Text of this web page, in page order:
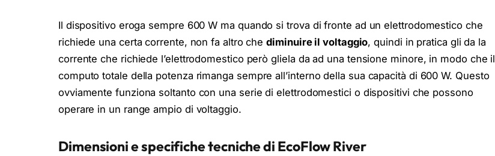
Il dispositivo eroga sempre 600 W ma quando si trova di fronte ad un elettrodomestico che
richiede una certa corrente, non fa altro chediminuire il voltaggio, quindi in pratica gli da la
corrente che richiede l’elettrodomestico però gliela da ad una tensione minore, in modo che il
computo totale della potenza rimanga sempre all’interno della sua capacità di 600 W. Questo
ovviamente funziona soltanto con una serie di elettrodomestici o dispositivi che possono
operare in un range ampio di voltaggio.
Dimensioni e specifiche tecniche di EcoFlow River